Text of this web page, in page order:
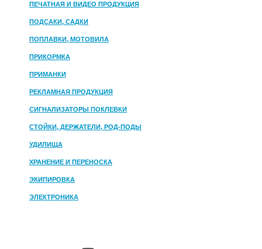
ПЕЧАТНАЯ И ВИДЕО ПРОДУКЦИЯ
ПОДСАКИ, САДКИ
ПОПЛАВКИ, МОТОВИЛА
ПРИКОРМКА
ПРИМАНКИ
РЕКЛАМНАЯ ПРОДУКЦИЯ
СИГНАЛИЗАТОРЫ ПОКЛЕВКИ
СТОЙКИ, ДЕРЖАТЕЛИ, РОД-ПОДЫ
УДИЛИЩА
ХРАНЕНИЕ И ПЕРЕНОСКА
ЭКИПИРОВКА
ЭЛЕКТРОНИКА